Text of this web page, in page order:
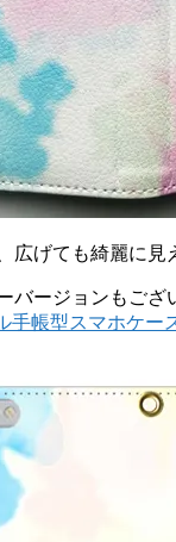
広げても綺麗に見
バージョンもござ
手帳型スマホケー